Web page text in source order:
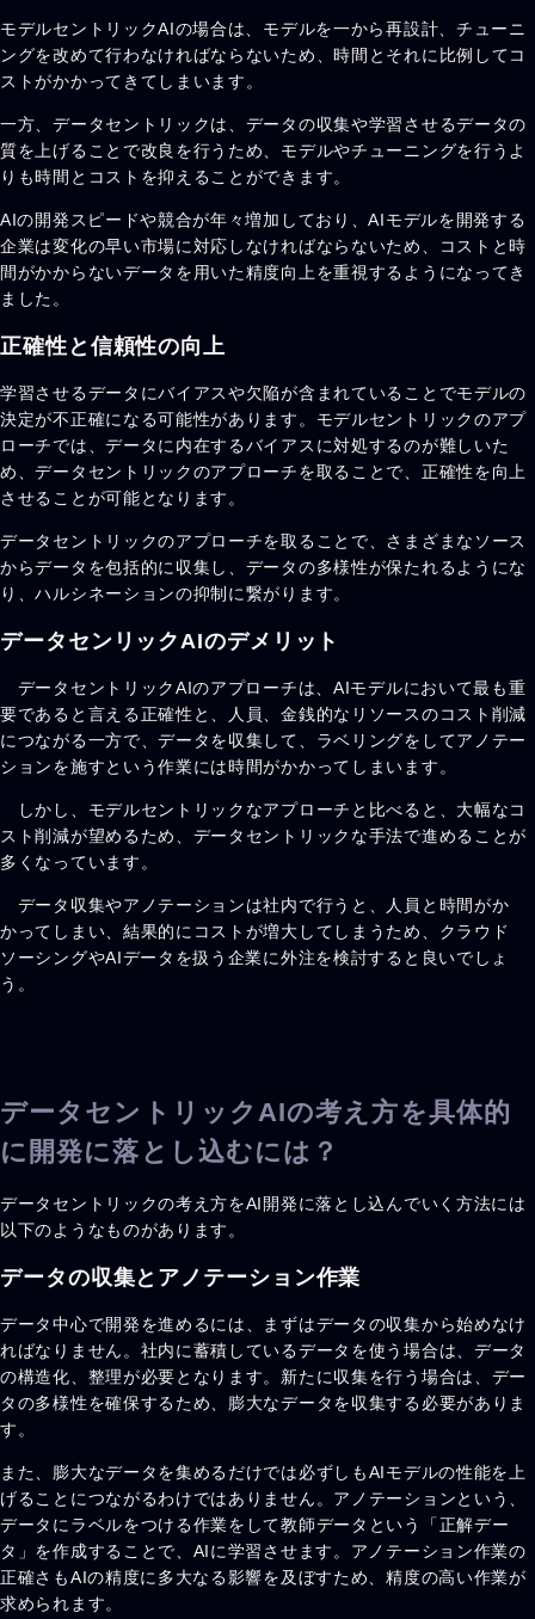
モデルセントリックAIの場合は、モデルを一から再設計、チューニ
ングを改めて行わなければならないため、時間とそれに比例してコ
ストがかかってきてしまいます。
一方、データセントリックは、データの収集や学習させるデータの
質を上げることで改良を行うため、モデルやチューニングを行うよ
りも時間とコストを抑えることができます。
AIの開発スピードや競合が年々増加しており、AIモデルを開発する
企業は変化の早い市場に対応しなければならないため、コストと時
間がかからないデータを用いた精度向上を重視するようになってき
ました。
正確性と信頼性の向上
学習させるデータにバイアスや欠陥が含まれていることでモデルの
決定が不正確になる可能性があります。モデルセントリックのアプ
ローチでは、データに内在するバイアスに対処するのが難しいた
め、データセントリックのアプローチを取ることで、正確性を向上
させることが可能となります。
データセントリックのアプローチを取ることで、さまざまなソース
からデータを包括的に収集し、データの多様性が保たれるようにな
り、ハルシネーションの抑制に繋がります。
データセンリックAIのデメリット
データセントリックAIのアプローチは、AIモデルにおいて最も重
要であると言える正確性と、人員、金銭的なリソースのコスト削減
につながる一方で、データを収集して、ラベリングをしてアノテー
ションを施すという作業には時間がかかってしまいます。
しかし、モデルセントリックなアプローチと比べると、大幅なコ
スト削減が望めるため、データセントリックな手法で進めることが
多くなっています。
データ収集やアノテーションは社内で行うと、人員と時間がか
かってしまい、結果的にコストが増大してしまうため、クラウド
ソーシングやAIデータを扱う企業に外注を検討すると良いでしょ
う。
データセントリックAIの考え方を具体的
に開発に落とし込むには？
データセントリックの考え方をAI開発に落とし込んでいく方法には
以下のようなものがあります。
データの収集とアノテーション作業
データ中心で開発を進めるには、まずはデータの収集から始めなけ
ればなりません。社内に蓄積しているデータを使う場合は、データ
の構造化、整理が必要となります。新たに収集を行う場合は、デー
タの多様性を確保するため、膨大なデータを収集する必要がありま
す。
また、膨大なデータを集めるだけでは必ずしもAIモデルの性能を上
げることにつながるわけではありません。アノテーションという、
データにラベルをつける作業をして教師データという「正解デー
タ」を作成することで、AIに学習させます。アノテーション作業の
正確さもAIの精度に多大なる影響を及ぼすため、精度の高い作業が
求められます。